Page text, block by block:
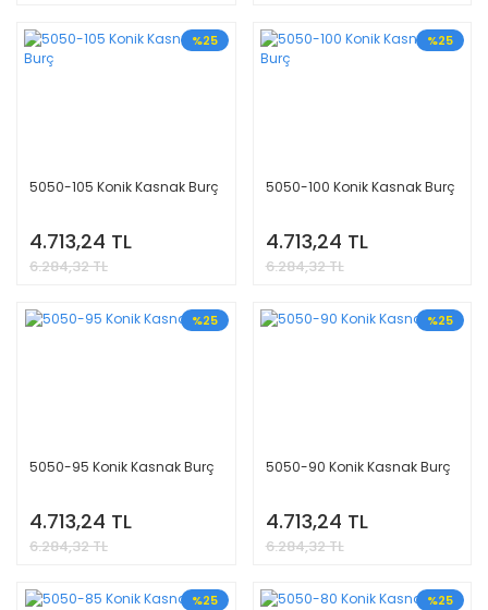
%25
5050-105 Konik Kasnak Burç
4.713,24 TL
6.284,32 TL
%25
5050-100 Konik Kasnak Burç
4.713,24 TL
6.284,32 TL
%25
5050-95 Konik Kasnak Burç
4.713,24 TL
6.284,32 TL
%25
5050-90 Konik Kasnak Burç
4.713,24 TL
6.284,32 TL
%25 %25